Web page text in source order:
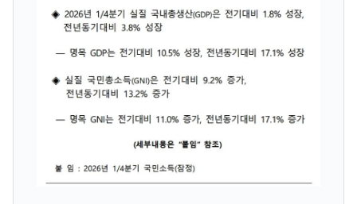
『Money1』
韓国･李在明「青年層の雇用状況が悪い。せ
や、若者に起業させよう」⇒ どんな雇用対策だソレ。
『Money1』
【韓国の外貨準備】2026年07月は4,279億ド
ル。外平債の発行「19.4億ドル」
『Money1』
韓国「ここは北朝鮮なのか。選管がサーバ